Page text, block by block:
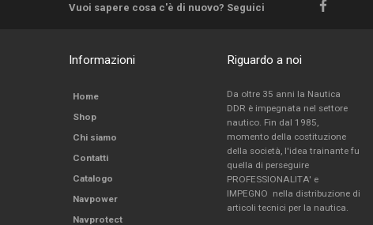
Vuoi sapere cosa c'è di nuovo? Seguici
Informazioni
Home
Shop
Chi siamo
Contatti
Catalogo
Navpower
Navprotect
Riguardo a noi
Da oltre 35 anni la Nautica
DDR è impegnata nel settore
nautico. Fin dal 1985,
momento della costituzione
della società, l'idea trainante fu
quella di perseguire
PROFESSIONALITA' e
IMPEGNO nella distribuzione di
articoli tecnici per la nautica.